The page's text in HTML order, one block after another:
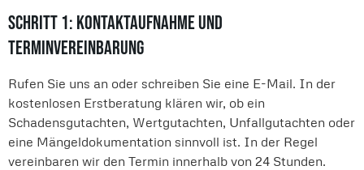
Schritt 1: Kontaktaufnahme und
Terminvereinbarung
Rufen Sie uns an oder schreiben Sie eine E-Mail. In der
kostenlosen Erstberatung klären wir, ob ein
Schadensgutachten, Wertgutachten, Unfallgutachten oder
eine Mängeldokumentation sinnvoll ist. In der Regel
vereinbaren wir den Termin innerhalb von 24 Stunden.